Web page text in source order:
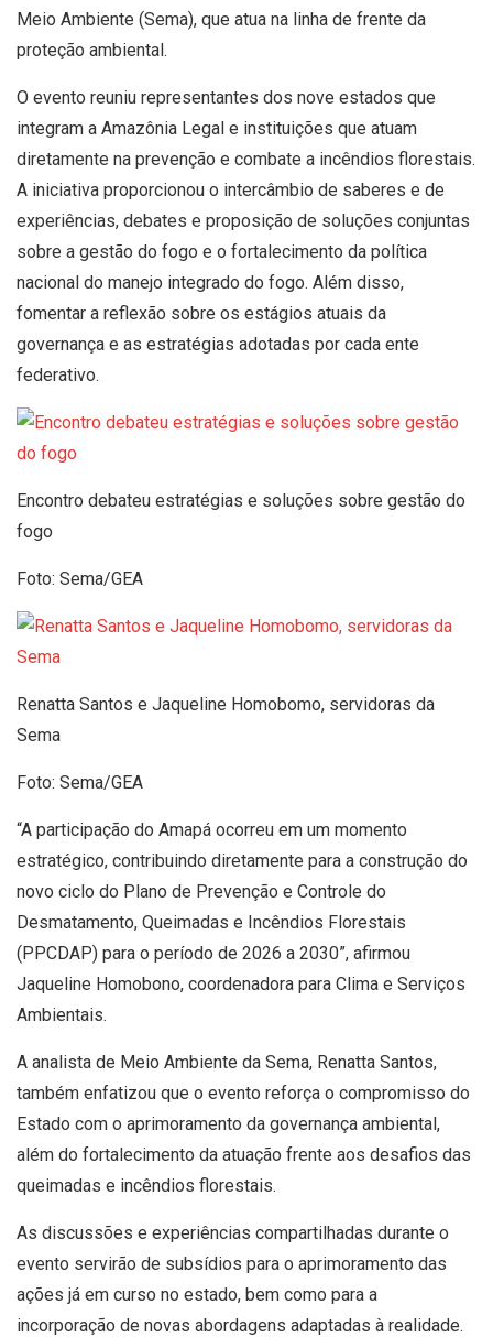
Meio Ambiente (Sema), que atua na linha de frente da
proteção ambiental.
O evento reuniu representantes dos nove estados que
integram a Amazônia Legal e instituições que atuam
diretamente na prevenção e combate a incêndios florestais.
A iniciativa proporcionou o intercâmbio de saberes e de
experiências, debates e proposição de soluções conjuntas
sobre a gestão do fogo e o fortalecimento da política
nacional do manejo integrado do fogo. Além disso,
fomentar a reflexão sobre os estágios atuais da
governança e as estratégias adotadas por cada ente
federativo.
Encontro debateu estratégias e soluções sobre gestão do
fogo
Foto: Sema/GEA
Renatta Santos e Jaqueline Homobomo, servidoras da
Sema
Foto: Sema/GEA
“A participação do Amapá ocorreu em um momento
estratégico, contribuindo diretamente para a construção do
novo ciclo do Plano de Prevenção e Controle do
Desmatamento, Queimadas e Incêndios Florestais
(PPCDAP) para o período de 2026 a 2030”, afirmou
Jaqueline Homobono, coordenadora para Clima e Serviços
Ambientais.
A analista de Meio Ambiente da Sema, Renatta Santos,
também enfatizou que o evento reforça o compromisso do
Estado com o aprimoramento da governança ambiental,
além do fortalecimento da atuação frente aos desafios das
queimadas e incêndios florestais.
As discussões e experiências compartilhadas durante o
evento servirão de subsídios para o aprimoramento das
ações já em curso no estado, bem como para a
incorporação de novas abordagens adaptadas à realidade.